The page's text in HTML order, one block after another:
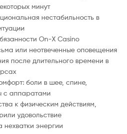
минут
нестабильность в
On-X Casino
или неотвеченные оповещения
после длительного времени в
боли в шее, спине,
с аппаратами
к физическим действиям,
удовольствие
энергии